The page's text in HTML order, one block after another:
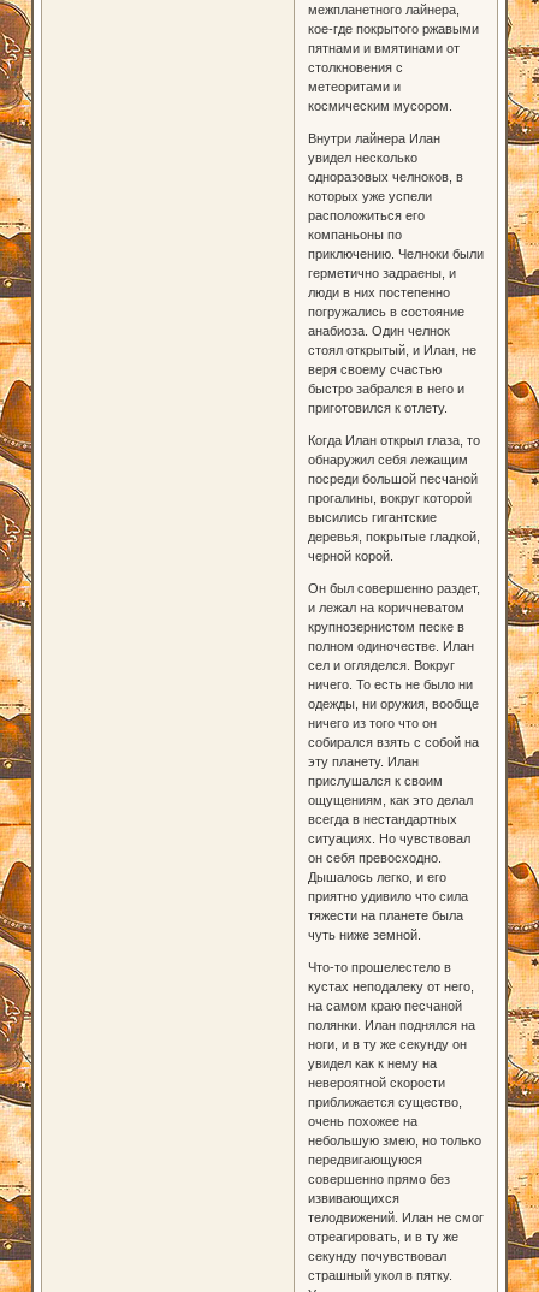
межпланетного лайнера,
кое-где покрытого ржавыми
пятнами и вмятинами от
столкновения с
метеоритами и
космическим мусором.
Внутри лайнера Илан
увидел несколько
одноразовых челноков, в
которых уже успели
расположиться его
компаньоны по
приключению. Челноки были
герметично задраены, и
люди в них постепенно
погружались в состояние
анабиоза. Один челнок
стоял открытый, и Илан, не
веря своему счастью
быстро забрался в него и
приготовился к отлету.
Когда Илан открыл глаза, то
обнаружил себя лежащим
посреди большой песчаной
прогалины, вокруг которой
высились гигантские
деревья, покрытые гладкой,
черной корой.
Он был совершенно раздет,
и лежал на коричневатом
крупнозернистом песке в
полном одиночестве. Илан
сел и огляделся. Вокруг
ничего. То есть не было ни
одежды, ни оружия, вообще
ничего из того что он
собирался взять с собой на
эту планету. Илан
прислушался к своим
ощущениям, как это делал
всегда в нестандартных
ситуациях. Но чувствовал
он себя превосходно.
Дышалось легко, и его
приятно удивило что сила
тяжести на планете была
чуть ниже земной.
Что-то прошелестело в
кустах неподалеку от него,
на самом краю песчаной
полянки. Илан поднялся на
ноги, и в ту же секунду он
увидел как к нему на
невероятной скорости
приближается существо,
очень похожее на
небольшую змею, но только
передвигающуюся
совершенно прямо без
извивающихся
телодвижений. Илан не смог
отреагировать, и в ту же
секунду почувствовал
страшный укол в пятку.